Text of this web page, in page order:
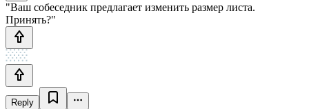
"Ваш собеседник предлагает изменить размер листа.
Принять?"
Reply